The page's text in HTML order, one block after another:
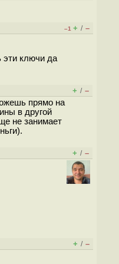
–1 + / –
эти ключи да
+ / –
прямо на
в другой
не занимает
+ / –
+ / –